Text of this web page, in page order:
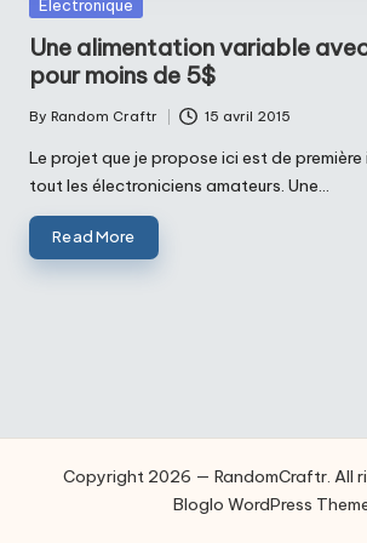
Electronique
Une alimentation variable
pour moins de 5$
Posted
by
By Random Craftr 15 avril 2015
Le projet que je propose ici est de
tout les électroniciens amateurs. Une…
Read More
Copyright 2026 — RandomCraftr. All
Bloglo WordPress